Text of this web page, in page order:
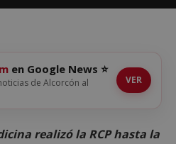
en Google News ⭐
de Alcorcón al
VER
realizó la RCP hasta la